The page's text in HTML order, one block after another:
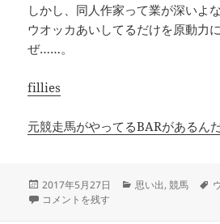
しかし、同人作家って業が深いよな
ウオッカあいしてるだけを原動力
ぜ……。
fillies
元競走馬がやってるBARがあるん
投
稿
2017年5月27日
カ
思い出,競馬
氷砂糖さんがダービーについて語るよう
コメントを残す